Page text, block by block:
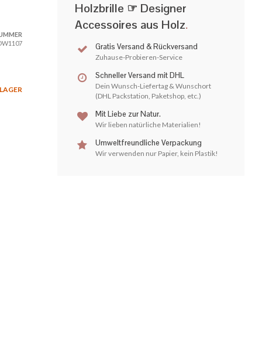
Holzbrille ☞ Designer
Accessoires aus Holz.
Gratis Versand & Rückversand
Zuhause-Probieren-Service
Schneller Versand mit DHL
Dein Wunsch-Liefertag & Wunschort
(DHL Packstation, Paketshop, etc.)
Mit Liebe zur Natur.
Wir lieben natürliche Materialien!
Umweltfreundliche Verpackung
Wir verwenden nur Papier, kein Plastik!